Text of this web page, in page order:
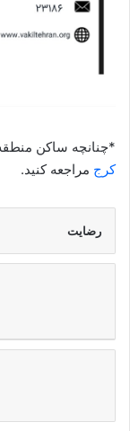
*چنانچه ساکن
کرج مراجعه کنید.
رضایت